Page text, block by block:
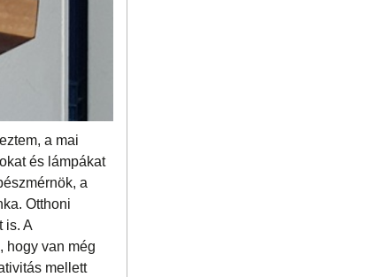
a mai
és lámpákat
a
Otthoni
is. A
hogy van még
mellett